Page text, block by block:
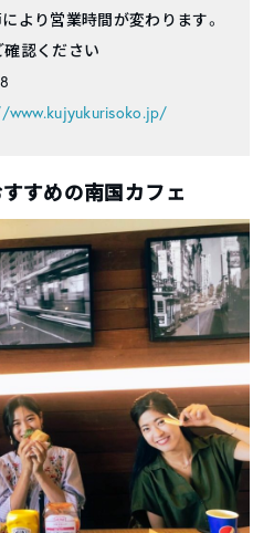
により営業時間が変わります。
確認ください
すめの南国カフェ